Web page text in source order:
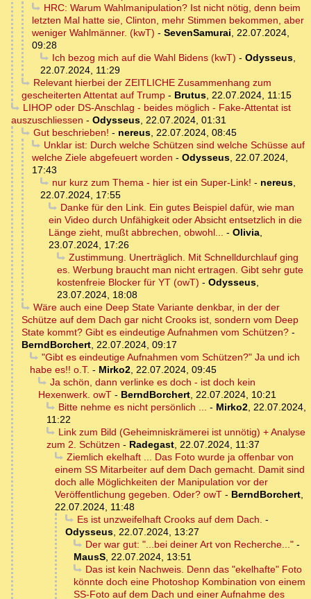
HRC: Warum Wahlmanipulation? Ist nicht nötig, denn beim
letzten Mal hatte sie, Clinton, mehr Stimmen bekommen, aber
weniger Wahlmänner. (kwT) - SevenSamurai, 22.07.2024,
09:28
Ich bezog mich auf die Wahl Bidens (kwT) - Odysseus,
22.07.2024, 11:29
Relevant hierbei der ZEITLICHE Zusammenhang zum
gescheiterten Attentat auf Trump - Brutus, 22.07.2024, 11:15
LIHOP oder DS-Anschlag - beides möglich - Fake-Attentat ist
auszuschliessen - Odysseus, 22.07.2024, 01:31
Gut beschrieben! - nereus, 22.07.2024, 08:45
Unklar ist: Durch welche Schützen sind welche Schüsse auf
welche Ziele abgefeuert worden - Odysseus, 22.07.2024,
17:43
nur kurz zum Thema - hier ist ein Super-Link! - nereus,
22.07.2024, 17:55
Danke für den Link. Ein gutes Beispiel dafür, wie man
ein Video durch Unfähigkeit oder Absicht entsetzlich in die
Länge zieht, mußt abbrechen, obwohl... - Olivia,
23.07.2024, 17:26
Zustimmung. Unerträglich. Mit Schnelldurchlauf ging
es. Werbung braucht man nicht ertragen. Gibt sehr gute
kostenfreie Blocker für YT (owT) - Odysseus,
23.07.2024, 18:08
Wäre auch eine Deep State Variante denkbar, in der der
Schütze auf dem Dach gar nicht Crooks ist, sondern vom Deep
State kommt? Gibt es eindeutige Aufnahmen vom Schützen? -
BerndBorchert, 22.07.2024, 09:17
"Gibt es eindeutige Aufnahmen vom Schützen?" Ja und ich
habe es!! o.T. - Mirko2, 22.07.2024, 09:45
Ja schön, dann verlinke es doch - ist doch kein
Hexenwerk. owT - BerndBorchert, 22.07.2024, 10:21
Bitte nehme es nicht persönlich ... - Mirko2, 22.07.2024,
11:22
Link zum Bild (Geheimniskrämerei ist unnötig) + Analyse
zum 2. Schützen - Radegast, 22.07.2024, 11:37
Ziemlich ekelhaft ... Das Foto wurde ja offenbar von
einem SS Mitarbeiter auf dem Dach gemacht. Damit sind
doch alle Möglichkeiten der Manipulation vor der
Veröffentlichung gegeben. Oder? owT - BerndBorchert,
22.07.2024, 11:48
Es ist unzweifelhaft Crooks auf dem Dach. -
Odysseus, 22.07.2024, 13:27
Der war gut: "...bei deiner Art von Recherche..."-
MausS, 22.07.2024, 13:51
Das ist kein Nachweis. Denn das "ekelhafte" Foto
könnte doch eine Photoshop Kombination von einem
SS-Foto auf dem Dach und einer Aufnahme des